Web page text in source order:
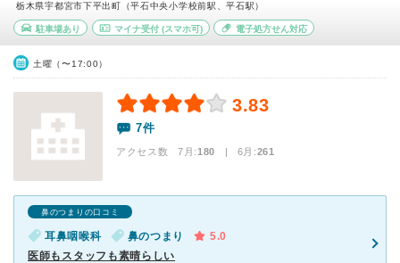
栃木県宇都宮市下平出町（平石中央小学校前駅、平石駅）
駐車場あり マイナ受付(スマホ可) 電子処方せん対応
土曜（〜17:00）
3.83
7件
アクセス数 7月:180 | 6月:261
鼻のつまりの口コミ
耳鼻咽喉科 鼻のつまり
5.0
医師もスタッフも素晴らしい